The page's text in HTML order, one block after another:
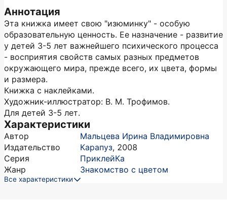
Аннотация
Эта книжка имеет свою "изюминку" - особую
образовательную ценность. Ее назначение - развитие
у детей 3-5 лет важнейшего психического процесса
- восприятия свойств самых разных предметов
окружающего мира, прежде всего, их цвета, формы
и размера.
Книжка с наклейками.
Художник-иллюстратор: В. М. Трофимов.
Для детей 3-5 лет.
Характеристики
Автор
Мальцева Ирина Владимировна
Издательство
Карапуз, 2008
Серия
ПриклейКа
Жанр
Знакомство с цветом
Все характеристики